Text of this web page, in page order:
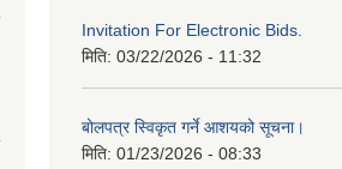
Invitation For Electronic Bids.
मिति: 03/22/2026 - 11:32
बोलपत्र स्विकृत गर्ने आशयको सूचना।
मिति: 01/23/2026 - 08:33